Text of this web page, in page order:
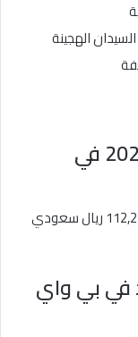
الهجينة
كم سعر بي واي دي سيل 7 2025 في
يبدأ سعر بي واي دي سيل 7 2025 من تقريباً 112,220 ريال سعودي
في بي واي